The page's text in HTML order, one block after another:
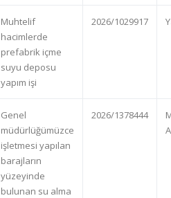
Muhtelif
hacimlerde
prefabrik içme
suyu deposu
yapım işi
2026/1029917
Genel
müdürlüğümüzce
işletmesi yapılan
barajların
yüzeyinde
bulunan su alma
2026/1378444